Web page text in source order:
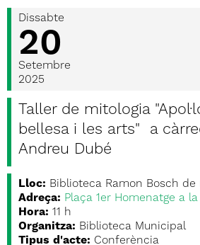
Dissabte
20
Setembre
2025
Taller de mitologia
bellesa i les arts" a
Andreu Dubé
Lloc: Biblioteca Ramon Bosch de
Adreça: Plaça 1er Homenatge a la
Hora: 11 h
Organitza: Biblioteca Municipal
Tipus d'acte: Conferència